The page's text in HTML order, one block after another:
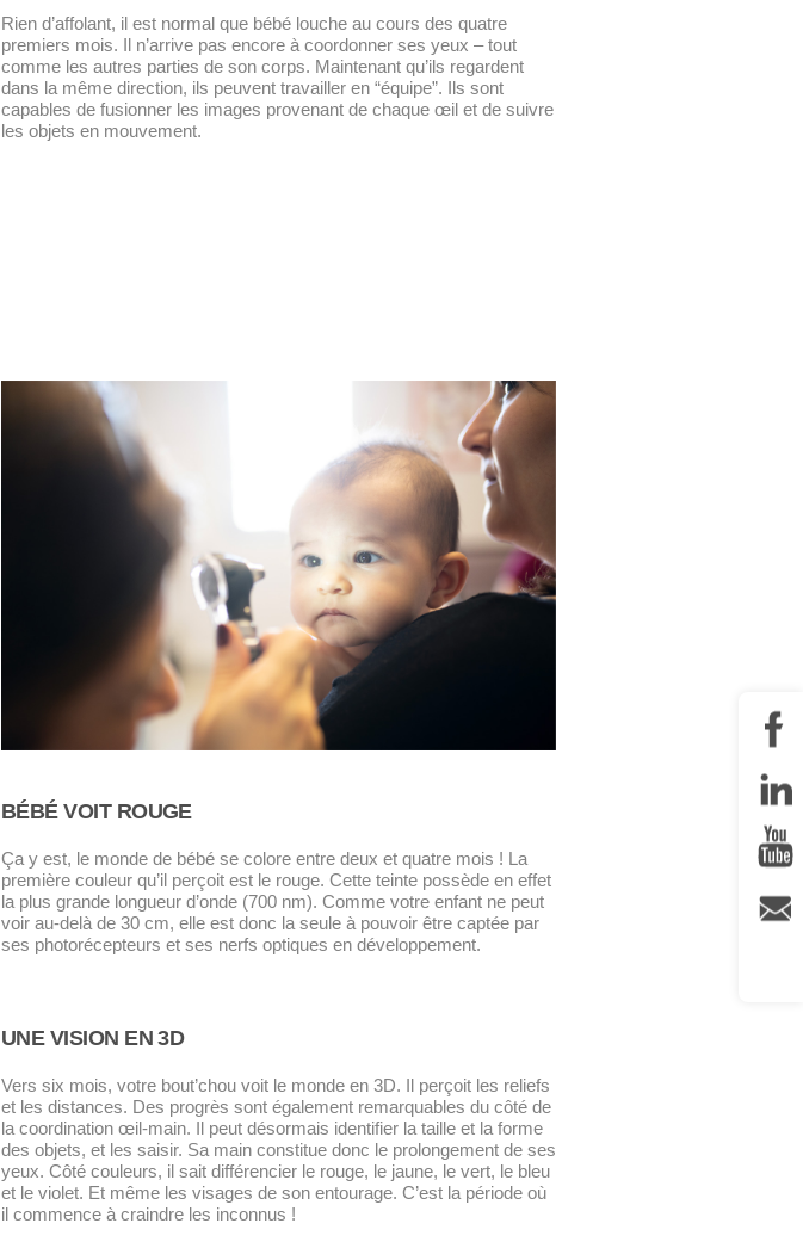
Rien d’affolant, il est normal que bébé louche au cours des quatre
premiers mois. Il n’arrive pas encore à coordonner ses yeux – tout
comme les autres parties de son corps. Maintenant qu’ils regardent
dans la même direction, ils peuvent travailler en “équipe”. Ils sont
capables de fusionner les images provenant de chaque œil et de suivre
les objets en mouvement.
BÉBÉ VOIT ROUGE
Ça y est, le monde de bébé se colore entre deux et quatre mois ! La
première couleur qu’il perçoit est le rouge. Cette teinte possède en effet
la plus grande longueur d’onde (700 nm). Comme votre enfant ne peut
voir au-delà de 30 cm, elle est donc la seule à pouvoir être captée par
ses photorécepteurs et ses nerfs optiques en développement.
UNE VISION EN 3D
Vers six mois, votre bout’chou voit le monde en 3D. Il perçoit les reliefs
et les distances. Des progrès sont également remarquables du côté de
la coordination œil-main. Il peut désormais identifier la taille et la forme
des objets, et les saisir. Sa main constitue donc le prolongement de ses
yeux. Côté couleurs, il sait différencier le rouge, le jaune, le vert, le bleu
et le violet. Et même les visages de son entourage. C’est la période où
il commence à craindre les inconnus !